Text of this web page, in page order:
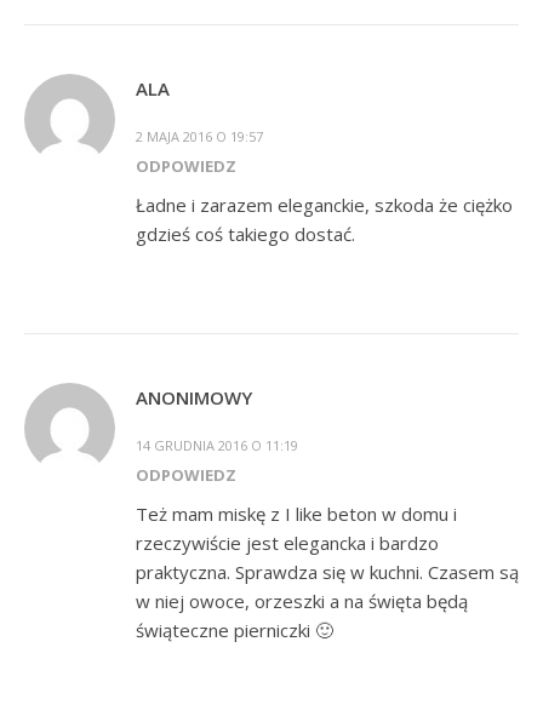
ALA
2 MAJA 2016 O 19:57
ODPOWIEDZ
Ładne i zarazem eleganckie, szkoda że ciężko
gdzieś coś takiego dostać.
ANONIMOWY
14 GRUDNIA 2016 O 11:19
ODPOWIEDZ
Też mam miskę z I like beton w domu i
rzeczywiście jest elegancka i bardzo
praktyczna. Sprawdza się w kuchni. Czasem są
w niej owoce, orzeszki a na święta będą
świąteczne pierniczki 🙂